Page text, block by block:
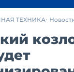
ТЕХНИКА